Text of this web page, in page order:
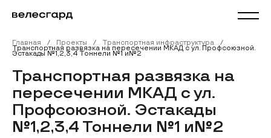
Главная Проекты Транспортная инфраструктура
Транспортная развязка на пересечении МКАД с ул. Профсоюзной.
Эстакады №1,2,3,4 Тоннели №1 и№2
Транспортная развязка на
пересечении МКАД с ул.
Профсоюзной. Эстакады
№1,2,3,4 Тоннели №1 и№2